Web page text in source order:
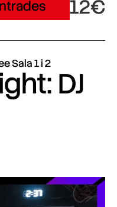
12€
Sala 1 i 2
DJ